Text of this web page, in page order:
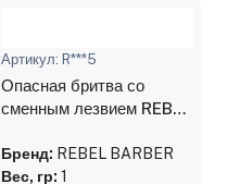
Артикул: R***5
Опасная бритва со
сменным лезвием REBEL
Black
Бренд: REBEL BARBER
Вес, гр: 1